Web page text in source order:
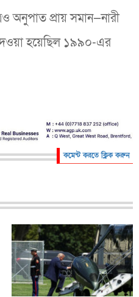
অনুপাত প্রায় সমান—নারী
হয়েছিল ১৯৯০-এর
কমেন্ট করতে ক্লিক করুন